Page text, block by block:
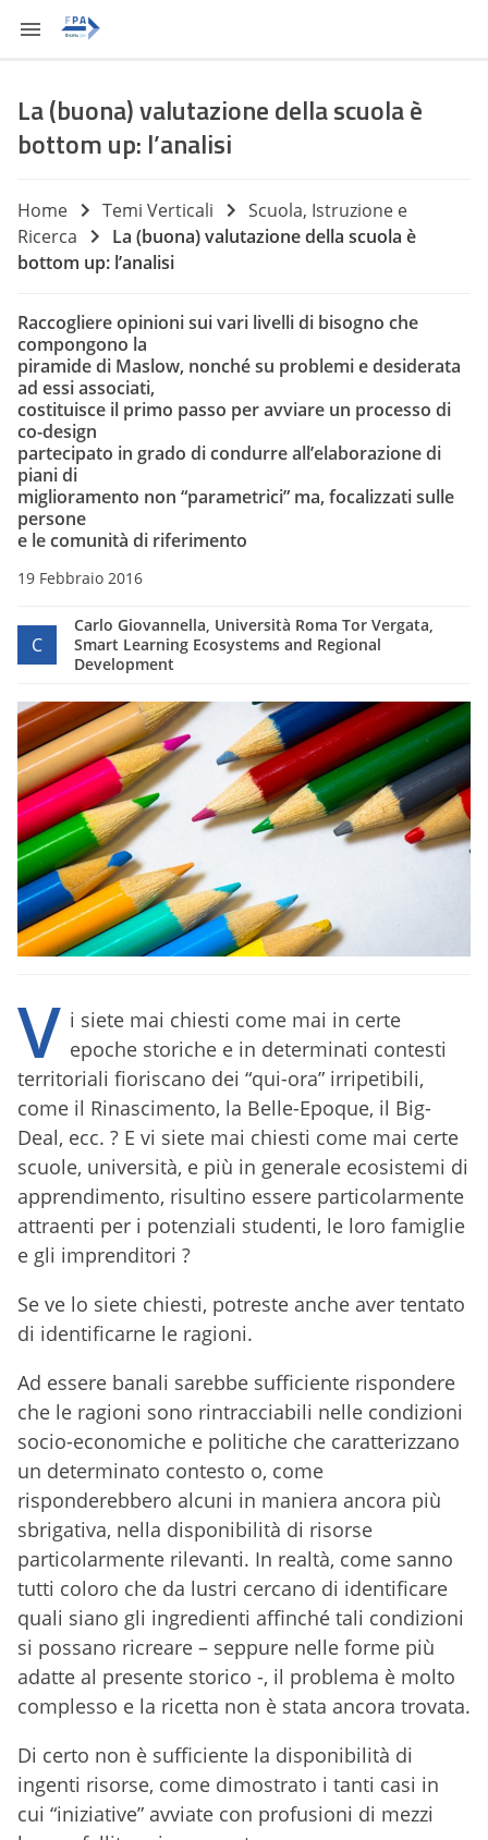
La (buona) valutazione della scuola è
bottom up: l’analisi
Home Temi Verticali
Scuola, Istruzione e
Ricerca
La (buona) valutazione della scuola è
bottom up: l’analisi
Raccogliere opinioni sui vari livelli di bisogno che
compongono la
piramide di Maslow, nonché su problemi e desiderata
ad essi associati,
costituisce il primo passo per avviare un processo di
co-design
partecipato in grado di condurre all’elaborazione di
piani di
miglioramento non “parametrici” ma, focalizzati sulle
persone
e le comunità di riferimento
19 Febbraio 2016
C
Carlo Giovannella, Università Roma Tor Vergata,
Smart Learning Ecosystems and Regional
Development
V i siete mai chiesti come mai in certe
epoche storiche e in determinati contesti
territoriali fioriscano dei “qui-ora” irripetibili,
come il Rinascimento, la Belle-Epoque, il Big-
Deal, ecc. ? E vi siete mai chiesti come mai certe
scuole, università, e più in generale ecosistemi di
apprendimento, risultino essere particolarmente
attraenti per i potenziali studenti, le loro famiglie
e gli imprenditori ?
Se ve lo siete chiesti, potreste anche aver tentato
di identificarne le ragioni.
Ad essere banali sarebbe sufficiente rispondere
che le ragioni sono rintracciabili nelle condizioni
socio-economiche e politiche che caratterizzano
un determinato contesto o, come
risponderebbero alcuni in maniera ancora più
sbrigativa, nella disponibilità di risorse
particolarmente rilevanti. In realtà, come sanno
tutti coloro che da lustri cercano di identificare
quali siano gli ingredienti affinché tali condizioni
si possano ricreare – seppure nelle forme più
adatte al presente storico -, il problema è molto
complesso e la ricetta non è stata ancora trovata.
Di certo non è sufficiente la disponibilità di
ingenti risorse, come dimostrato i tanti casi in
cui “iniziative” avviate con profusioni di mezzi